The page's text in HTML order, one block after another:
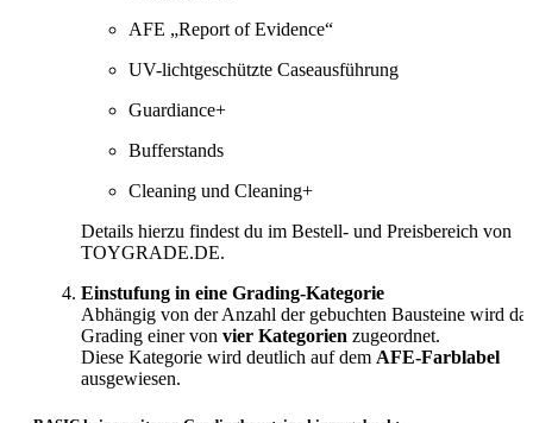
AFE „Report of Evidence“
UV-lichtgeschützte Caseausführung
Guardiance+
Bufferstands
Cleaning und Cleaning+
Details hierzu findest du im Bestell- und Preisbereich von
TOYGRADE.DE.
Einstufung in eine Grading-Kategorie
Abhängig von der Anzahl der gebuchten Bausteine wird das
Grading einer von vier Kategorien zugeordnet.
Diese Kategorie wird deutlich auf dem AFE-Farblabel
ausgewiesen.